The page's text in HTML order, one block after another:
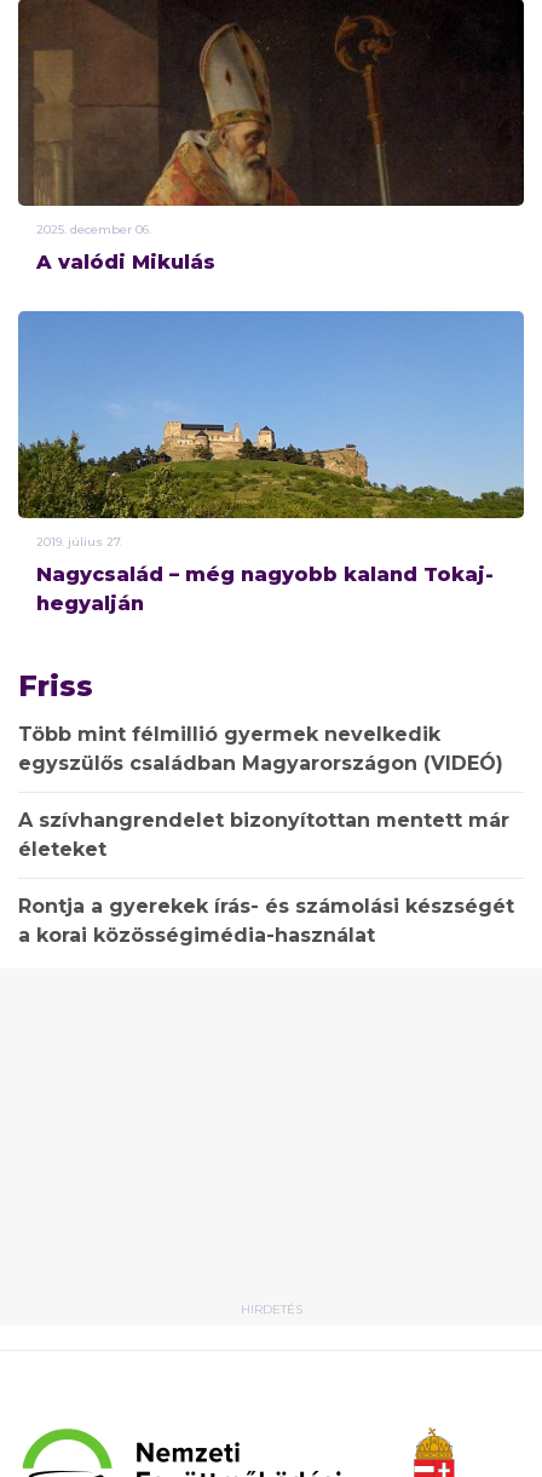
2025. december 06.
A valódi Mikulás
2019. július 27.
Nagycsalád – még nagyobb kaland Tokaj-
hegyalján
Friss
Több mint félmillió gyermek nevelkedik
egyszülős családban Magyarországon (VIDEÓ)
A szívhangrendelet bizonyítottan mentett már
életeket
Rontja a gyerekek írás- és számolási készségét
a korai közösségimédia-használat
HIRDETÉS